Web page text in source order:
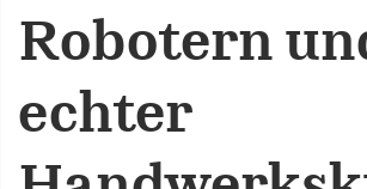
Robotern
echter